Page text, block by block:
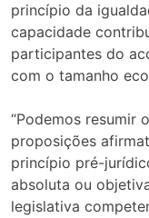
princípio da
capacidade
participantes do
com o tamanho
“Podemos resumir
proposições
princípio pré-
absoluta ou
legislativa